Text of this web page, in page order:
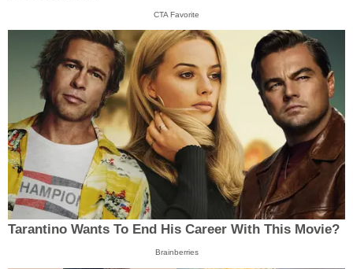
CTA Favorite
Tarantino Wants To End His Career With This Movie?
Brainberries